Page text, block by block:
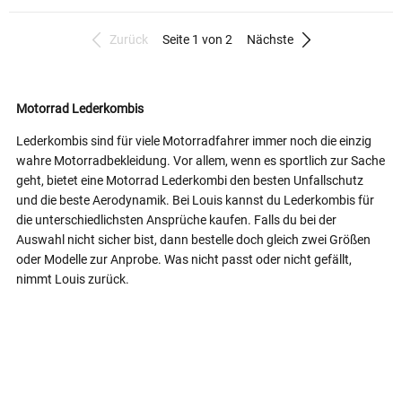
Zurück Seite 1 von 2 Nächste
Motorrad Lederkombis
Lederkombis sind für viele Motorradfahrer immer noch die einzig
wahre Motorradbekleidung. Vor allem, wenn es sportlich zur Sache
geht, bietet eine Motorrad Lederkombi den besten Unfallschutz
und die beste Aerodynamik. Bei Louis kannst du Lederkombis für
die unterschiedlichsten Ansprüche kaufen. Falls du bei der
Auswahl nicht sicher bist, dann bestelle doch gleich zwei Größen
oder Modelle zur Anprobe. Was nicht passt oder nicht gefällt,
nimmt Louis zurück.